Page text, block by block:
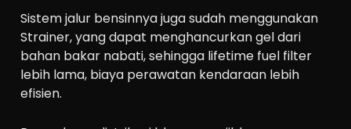
Sistem jalur bensinnya juga sudah menggunakan
Strainer, yang dapat menghancurkan gel dari
bahan bakar nabati, sehingga lifetime fuel filter
lebih lama, biaya perawatan kendaraan lebih
efisien.